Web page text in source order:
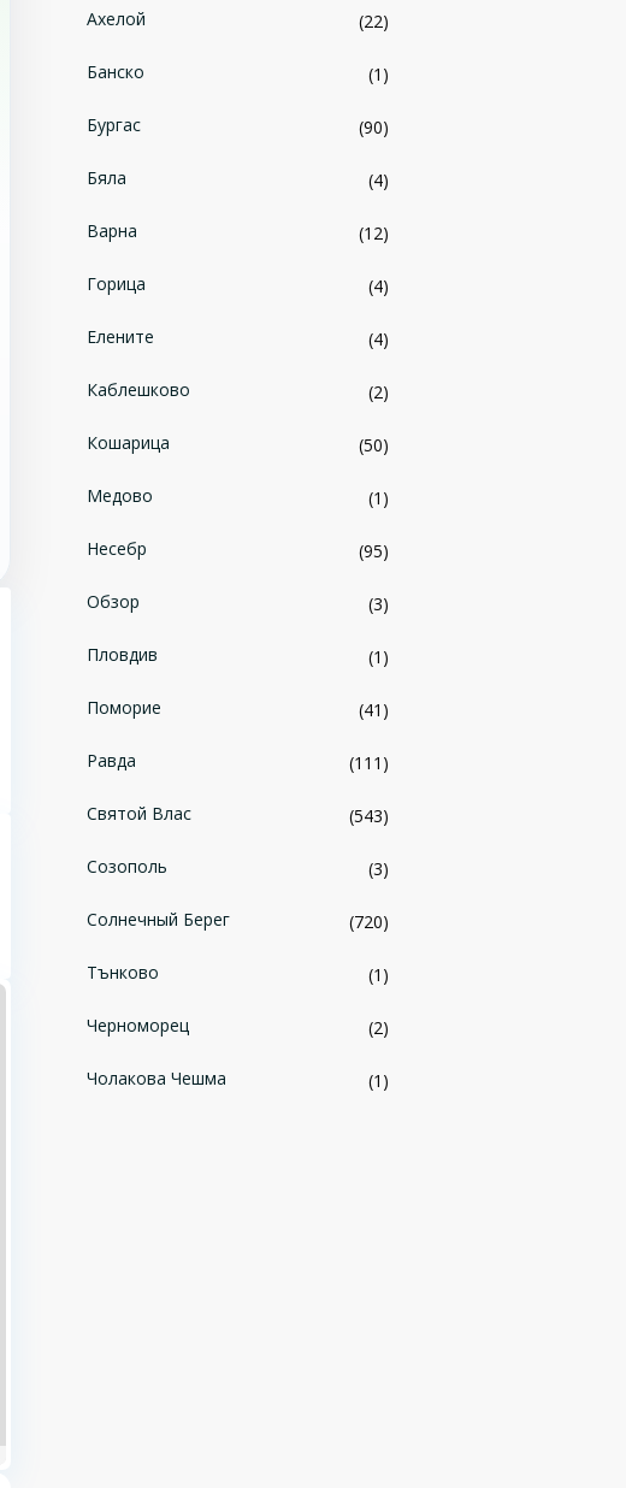
Ахелой (22)
Банско (1)
Бургас (90)
Бяла (4)
Варна (12)
Горица (4)
Елените (4)
Каблешково (2)
Кошарица (50)
Медово (1)
Несебр (95)
Обзор (3)
Пловдив (1)
Поморие (41)
Равда (111)
Святой Влас (543)
Созополь (3)
Солнечный Берег (720)
Тънково (1)
Черноморец (2)
Чолакова Чешма (1)